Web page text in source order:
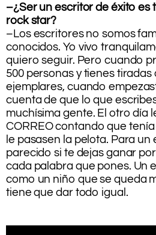
–¿Ser un escritor de éxito es
rock star?
–Los escritores no somos
conocidos. Yo vivo
quiero seguir. Pero cuando
500 personas y tienes tiradas
ejemplares, cuando
cuenta de que lo que
muchísima gente. El otro día
CORREO contando que
le pasasen la pelota. Para
parecido si te dejas ganar
cada palabra que pones. Un
como un niño que se queda
tiene que dar todo igual.